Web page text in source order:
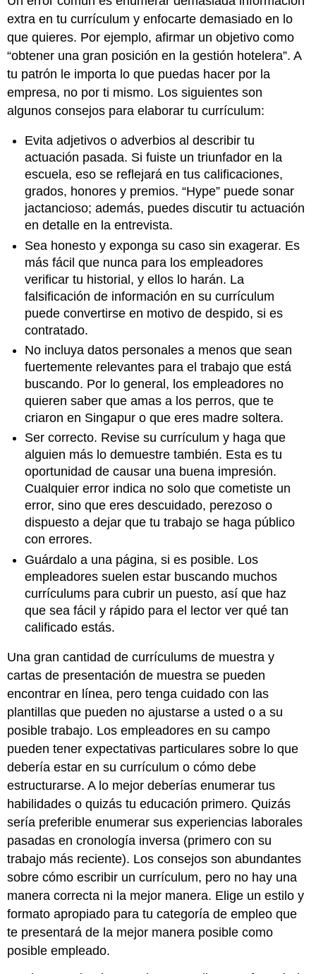
extra en tu currículum y enfocarte demasiado en lo
que quieres. Por ejemplo, afirmar un objetivo como
“obtener una gran posición en la gestión hotelera”. A
tu patrón le importa lo que puedas hacer por la
empresa, no por ti mismo. Los siguientes son
algunos consejos para elaborar tu currículum:
Evita adjetivos o adverbios al describir tu
actuación pasada. Si fuiste un triunfador en la
escuela, eso se reflejará en tus calificaciones,
grados, honores y premios. “Hype” puede sonar
jactancioso; además, puedes discutir tu actuación
en detalle en la entrevista.
Sea honesto y exponga su caso sin exagerar. Es
más fácil que nunca para los empleadores
verificar tu historial, y ellos lo harán. La
falsificación de información en su currículum
puede convertirse en motivo de despido, si es
contratado.
No incluya datos personales a menos que sean
fuertemente relevantes para el trabajo que está
buscando. Por lo general, los empleadores no
quieren saber que amas a los perros, que te
criaron en Singapur o que eres madre soltera.
Ser correcto. Revise su currículum y haga que
alguien más lo demuestre también. Esta es tu
oportunidad de causar una buena impresión.
Cualquier error indica no solo que cometiste un
error, sino que eres descuidado, perezoso o
dispuesto a dejar que tu trabajo se haga público
con errores.
Guárdalo a una página, si es posible. Los
empleadores suelen estar buscando muchos
currículums para cubrir un puesto, así que haz
que sea fácil y rápido para el lector ver qué tan
calificado estás.
Una gran cantidad de currículums de muestra y
cartas de presentación de muestra se pueden
encontrar en línea, pero tenga cuidado con las
plantillas que pueden no ajustarse a usted o a su
posible trabajo. Los empleadores en su campo
pueden tener expectativas particulares sobre lo que
debería estar en su currículum o cómo debe
estructurarse. A lo mejor deberías enumerar tus
habilidades o quizás tu educación primero. Quizás
sería preferible enumerar sus experiencias laborales
pasadas en cronología inversa (primero con su
trabajo más reciente). Los consejos son abundantes
sobre cómo escribir un currículum, pero no hay una
manera correcta ni la mejor manera. Elige un estilo y
formato apropiado para tu categoría de empleo que
te presentará de la mejor manera posible como
posible empleado.